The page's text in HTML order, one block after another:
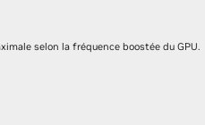
selon la fréquence boostée du GPU.